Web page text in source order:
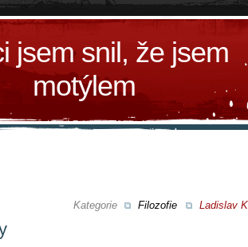
jsem snil, že jsem
motýlem
Kategorie Filozofie Ladislav